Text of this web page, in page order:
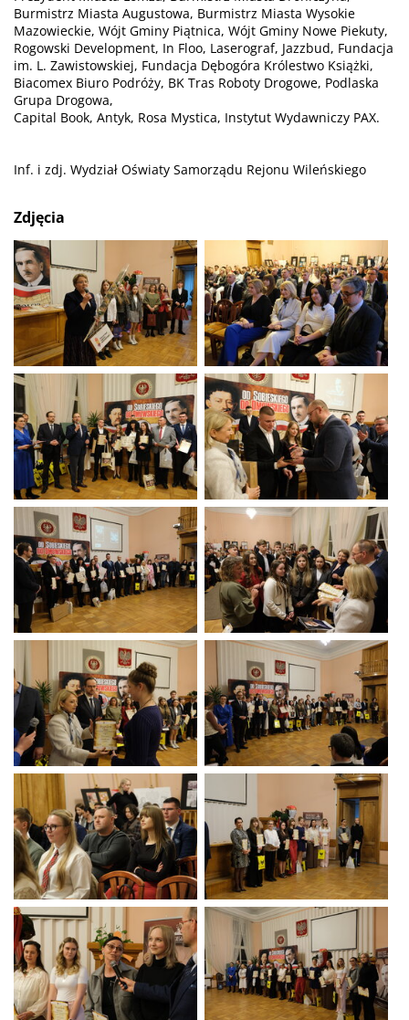
Burmistrz Miasta Augustowa, Burmistrz Miasta Wysokie
Mazowieckie, Wójt Gminy Piątnica, Wójt Gminy Nowe Piekuty,
Rogowski Development, In Floo, Laserograf, Jazzbud, Fundacja
im. L. Zawistowskiej, Fundacja Dębogóra Królestwo Książki,
Biacomex Biuro Podróży, BK Tras Roboty Drogowe, Podlaska
Grupa Drogowa,
Capital Book, Antyk, Rosa Mystica, Instytut Wydawniczy PAX.
Inf. i zdj. Wydział Oświaty Samorządu Rejonu Wileńskiego
Zdjęcia